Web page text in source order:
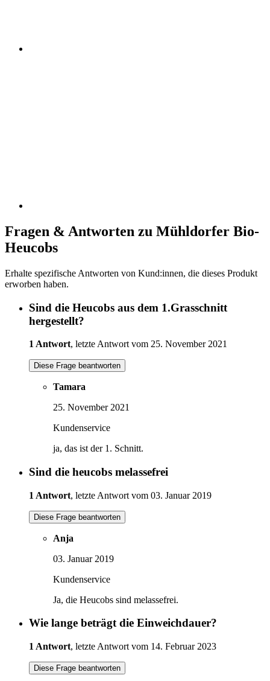
Fragen & Antworten zu Mühldorfer Bio-
Heucobs
Erhalte spezifische Antworten von Kund:innen, die dieses Produkt
erworben haben.
Sind die Heucobs aus dem 1.Grasschnitt
hergestellt?
1 Antwort, letzte Antwort vom 25. November 2021
Diese Frage beantworten
Tamara
25. November 2021
Kundenservice
ja, das ist der 1. Schnitt.
Sind die heucobs melassefrei
1 Antwort, letzte Antwort vom 03. Januar 2019
Diese Frage beantworten
Anja
03. Januar 2019
Kundenservice
Ja, die Heucobs sind melassefrei.
Wie lange beträgt die Einweichdauer?
1 Antwort, letzte Antwort vom 14. Februar 2023
Diese Frage beantworten